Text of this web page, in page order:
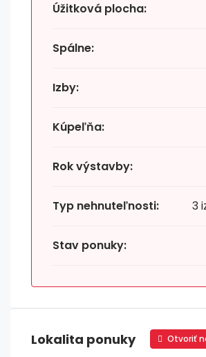
Úžitková plocha:
Spálne:
Izby:
Kúpeľňa:
Rok výstavby:
Typ nehnuteľnosti: 3
Stav ponuky:
Lokalita ponuky Otvoriť